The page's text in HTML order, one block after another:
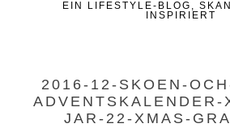
EIN LIFESTYLE-BLOG,
INSPIRIERT
2016-12-SKOEN-
JAR-22-XMAS-